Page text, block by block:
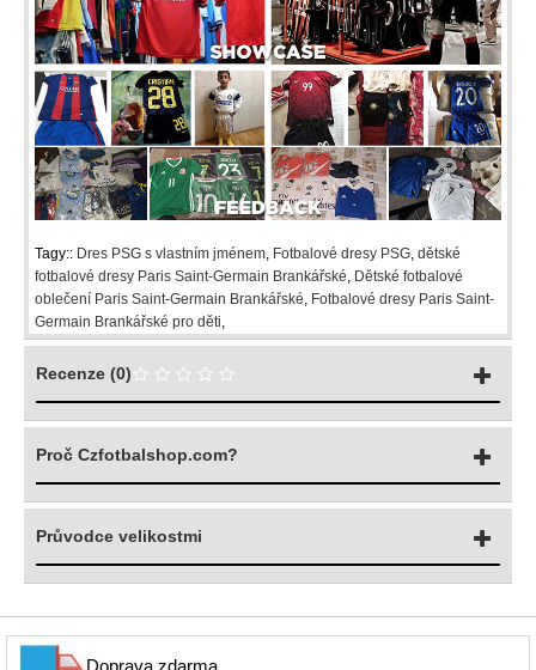
Tagy:: Dres PSG s vlastním jménem Fotbalové dresy PSG dětské
fotbalové dresy Paris Saint-Germain Brankářské Dětské fotbalové
oblečení Paris Saint-Germain Brankářské Fotbalové dresy Paris Saint-
Germain Brankářské pro děti
Recenze (0)
Proč Czfotbalshop.com?
Průvodce velikostmi